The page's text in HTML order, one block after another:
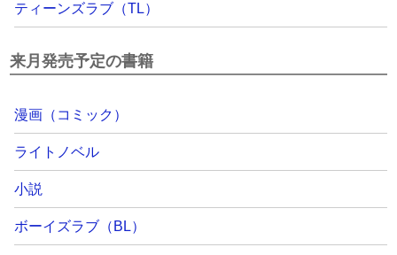
ティーンズラブ（TL）
来月発売予定の書籍
漫画（コミック）
ライトノベル
小説
ボーイズラブ（BL）